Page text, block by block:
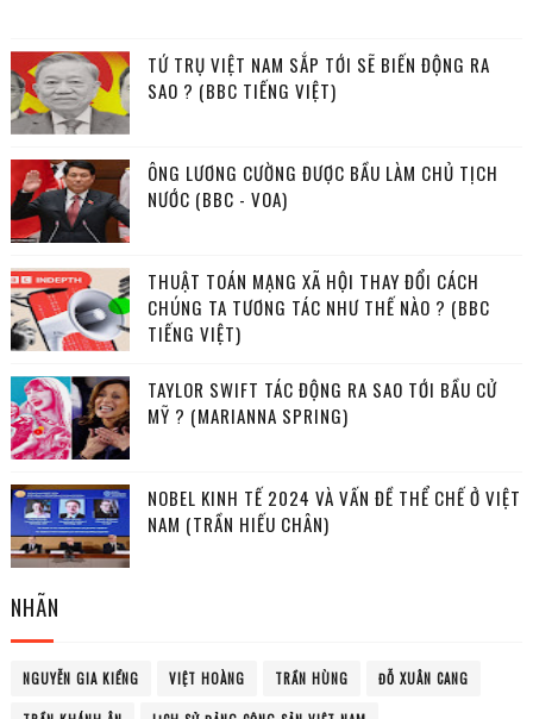
TỨ TRỤ VIỆT NAM SẮP TỚI SẼ BIẾN ĐỘNG RA
SAO ? (BBC TIẾNG VIỆT)
ÔNG LƯƠNG CƯỜNG ĐƯỢC BẦU LÀM CHỦ TỊCH
NƯỚC (BBC - VOA)
THUẬT TOÁN MẠNG XÃ HỘI THAY ĐỔI CÁCH
CHÚNG TA TƯƠNG TÁC NHƯ THẾ NÀO ? (BBC
TIẾNG VIỆT)
TAYLOR SWIFT TÁC ĐỘNG RA SAO TỚI BẦU CỬ
MỸ ? (MARIANNA SPRING)
NOBEL KINH TẾ 2024 VÀ VẤN ĐỀ THỂ CHẾ Ở VIỆT
NAM (TRẦN HIẾU CHÂN)
NHÃN
NGUYỄN GIA KIỂNG VIỆT HOÀNG TRẦN HÙNG ĐỖ XUÂN CANG